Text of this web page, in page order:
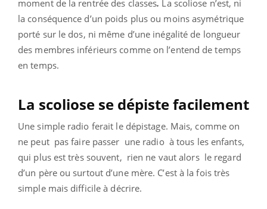
moment de la rentrée des classes. La scoliose n’est, ni
la conséquence d’un poids plus ou moins asymétrique
porté sur le dos, ni même d’une inégalité de longueur
des membres inférieurs comme on l’entend de temps
en temps.
La scoliose se dépiste facilement
Une simple radio ferait le dépistage. Mais, comme on
ne peut pas faire passer une radio à tous les enfants,
qui plus est très souvent, rien ne vaut alors le regard
d’un père ou surtout d’une mère. C’est à la fois très
simple mais difficile à décrire.